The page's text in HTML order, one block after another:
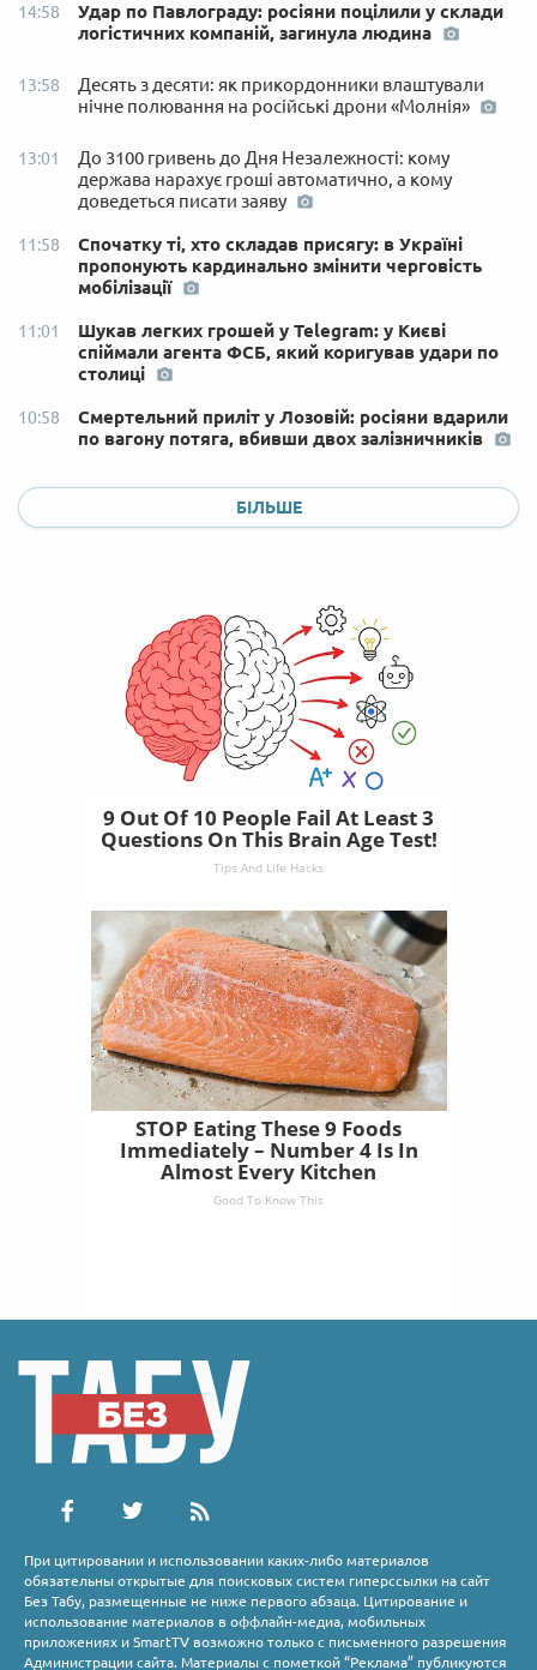
14:58
Удар по Павлограду: росіяни поцілили у склади
логістичних компаній, загинула людина
13:58
Десять з десяти: як прикордонники влаштували
нічне полювання на російські дрони «Молнія»
13:01
До 3100 гривень до Дня Незалежності: кому
держава нарахує гроші автоматично, а кому
доведеться писати заяву
11:58
Спочатку ті, хто складав присягу: в Україні
пропонують кардинально змінити черговість
мобілізації
11:01
Шукав легких грошей у Telegram: у Києві
спіймали агента ФСБ, який коригував удари по
столиці
10:58
Смертельний приліт у Лозовій: росіяни вдарили
по вагону потяга, вбивши двох залізничників
БІЛЬШЕ
9 Out Of 10 People Fail At Least 3
Questions On This Brain Age Test!
Tips And Life Hacks
STOP Eating These 9 Foods
Immediately – Number 4 Is In
Almost Every Kitchen
Good To Know This
При цитировании и использовании каких-либо материалов
обязательны открытые для поисковых систем гиперссылки на сайт
Без Табу, размещенные не ниже первого абзаца. Цитирование и
использование материалов в оффлайн-медиа, мобильных
приложениях и SmartTV возможно только с письменного разрешения
Администрации сайта. Материалы с пометкой “Реклама” публикуются